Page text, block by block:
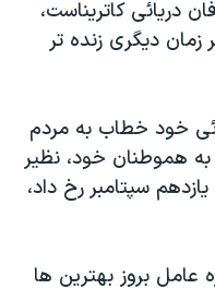
دريائی کاتريناست،
ديگری زنده تر
خود خطاب به مردم
به هموطنان خود، نظير
سپتامبر رخ داد،
بروز بهترين ها